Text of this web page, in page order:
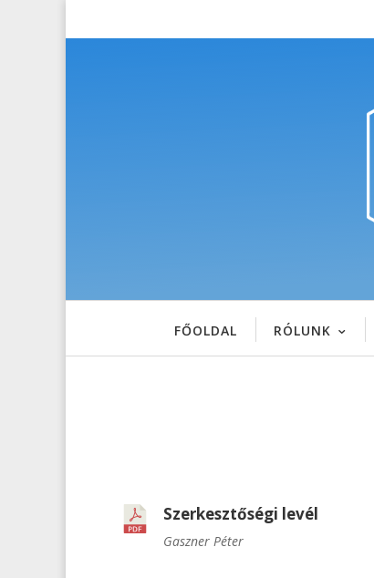
FŐOLDAL RÓLUNK
Szerkesztőségi levél
Gaszner Péter